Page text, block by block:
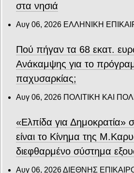
στα νησιά
Αυγ 06, 2026 ΕΛΛΗΝΙΚΗ
Πού πήγαν τα 68 εκατ.
Ανάκαμψης για το
παχυσαρκίας;
Αυγ 06, 2026 ΠΟΛΙΤΙΚΗ ΚΑΙ
«Ελπίδα για
είναι το Κίνημα της
διεφθαρμένο σύστημα
Αυγ 06, 2026ΔΙΕΘΝΗΣ